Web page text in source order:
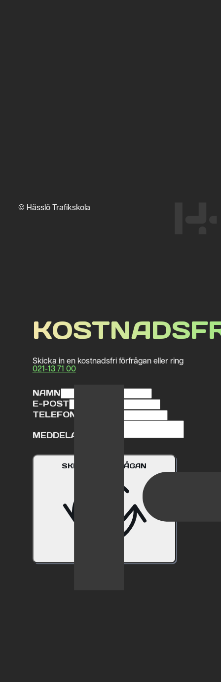
© Hässlö Trafikskola
Skicka in en kostnadsfri förfrågan eller ring
021-13 71 00
NAMN
E-POST
TELEFON
MEDDELANDE
SKICKA FÖRFRÅGAN